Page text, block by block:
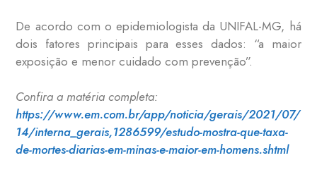
De acordo com o epidemiologista da UNIFAL-MG, há
dois fatores principais para esses dados: “a maior
exposição e menor cuidado com prevenção”.
Confira a matéria completa:
https://www.em.com.br/app/noticia/gerais/2021/07/
14/interna_gerais,1286599/estudo-mostra-que-taxa-
de-mortes-diarias-em-minas-e-maior-em-homens.shtml